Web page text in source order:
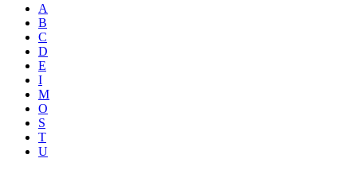
A
B
C
D
E
I
M
O
S
T
U